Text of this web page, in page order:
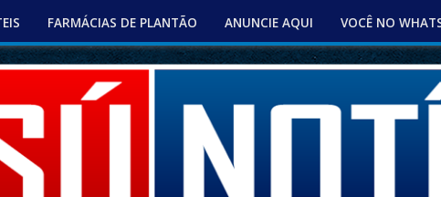
FARMÁCIAS DE PLANTÃO ANUNCIE AQUI VOCÊ NO